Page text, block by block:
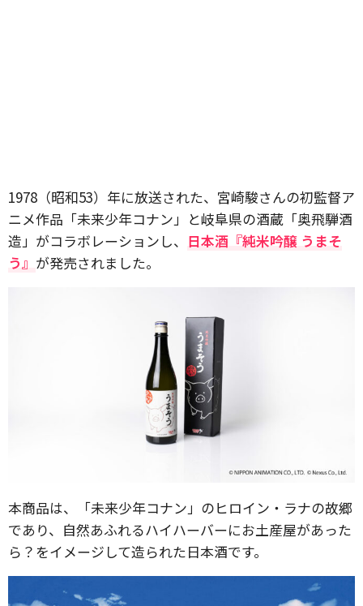
1978（昭和53）年に放送された、宮崎駿さんの初監督ア
ニメ作品「未来少年コナン」と岐阜県の酒蔵「奥飛騨酒
造」がコラボレーションし、 日本酒『純米吟醸 うまそ
う』 が発売されました。
本商品は、「未来少年コナン」のヒロイン・ラナの故郷
であり、自然あふれるハイハーバーにお土産屋があった
ら？をイメージして造られた日本酒です。